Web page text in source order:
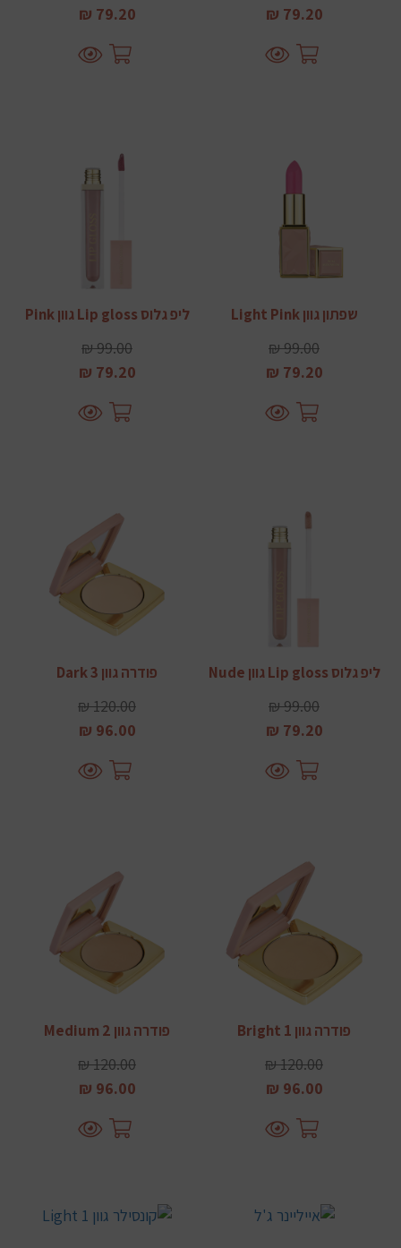
79.20 ₪
79.20 ₪
שפתון גוון Light Pink
99.00 ₪
79.20 ₪
ליפ גלוס Lip gloss גוון Pink
99.00 ₪
79.20 ₪
ליפ גלוס Lip gloss גוון Nude
99.00 ₪
79.20 ₪
פודרה גוון 3 Dark
120.00 ₪
96.00 ₪
פודרה גוון 1 Bright
120.00 ₪
96.00 ₪
פודרה גוון 2 Medium
120.00 ₪
96.00 ₪